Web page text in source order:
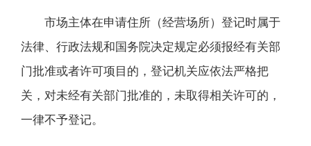
市场主体在申请住所（经营场所）登记时属于
法律、行政法规和国务院决定规定必须报经有关部
门批准或者许可项目的，登记机关应依法严格把
关，对未经有关部门批准的，未取得相关许可的，
一律不予登记。